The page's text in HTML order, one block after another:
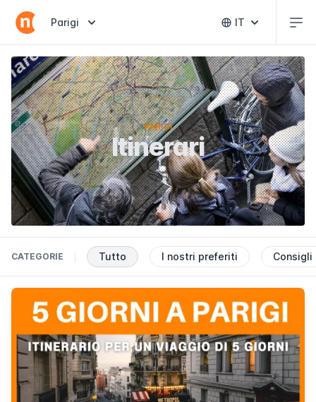
Abrir selector de destinos
Parigi Abrir selector
IT
Sitios de interés en Valencia
PARIGI
Itinerari
CATEGORIE Tutto I nostri preferiti